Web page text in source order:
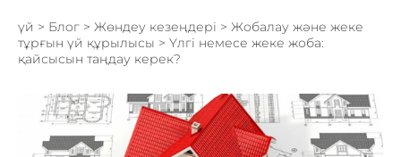
үй > Блог > Жөндеу кезеңдері > Жобалау және жеке
тұрғын үй құрылысы > Үлгі немесе жеке жоба:
қайсысын таңдау керек?